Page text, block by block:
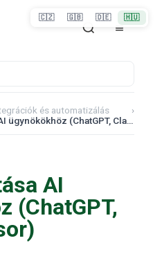
és automatizálás
›
A Mergado csatlakoztatása AI ügynökökhöz (ChatGPT, Claude, Cursor)
AI
(ChatGPT,
🇨🇿 🇬🇧 🇩🇪 🇭🇺